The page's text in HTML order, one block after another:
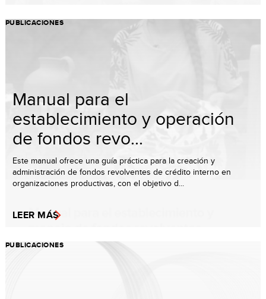
PUBLICACIONES
Manual para el
establecimiento y operación
de fondos revo...
Este manual ofrece una guía práctica para la creación y
administración de fondos revolventes de crédito interno en
organizaciones productivas, con el objetivo d...
LEER MÁS
PUBLICACIONES